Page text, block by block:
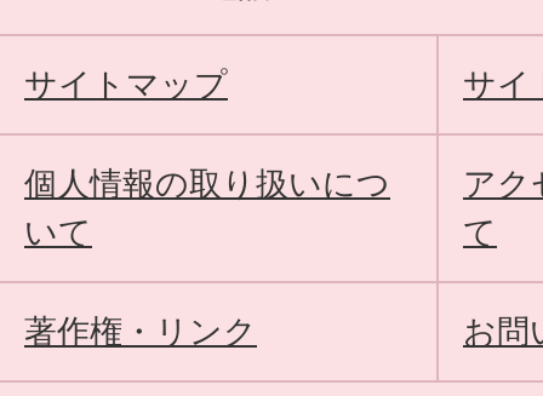
サイトマップ サイ
個人情報の取り扱いにつ
いて
アク
て
著作権・リンク お問